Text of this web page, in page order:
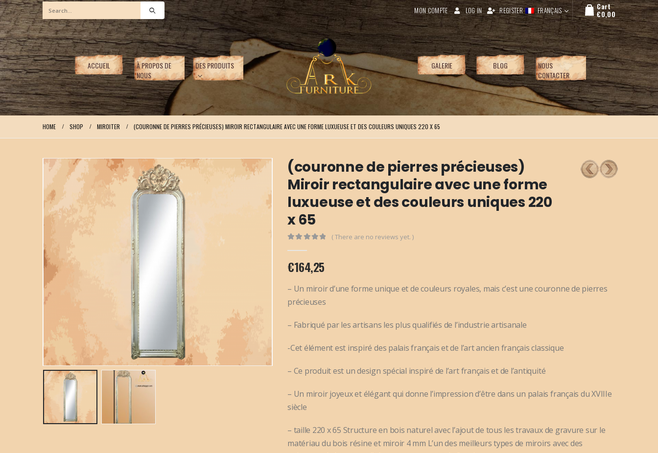
MON COMPTE LOG IN REGISTER FRANÇAIS Cart
€0,00
ACCUEIL
À PROPOS DE
NOUS
DES PRODUITS GALERIE BLOG
NOUS
CONTACTER
HOME SHOP MIROITER (COURONNE DE PIERRES PRÉCIEUSES) MIROIR RECTANGULAIRE AVEC UNE FORME LUXUEUSE ET DES COULEURS UNIQUES 220 X 65
(couronne de pierres précieuses)
Miroir rectangulaire avec une forme
luxueuse et des couleurs uniques 220
x 65
( There are no reviews yet. )
€164,25
– Un miroir d’une forme unique et de couleurs royales, mais c’est une couronne de pierres
précieuses
– Fabriqué par les artisans les plus qualifiés de l’industrie artisanale
-Cet élément est inspiré des palais français et de l’art ancien français classique
– Ce produit est un design spécial inspiré de l’art français et de l’antiquité
– Un miroir joyeux et élégant qui donne l’impression d’être dans un palais français du XVIIIe
siècle
– taille 220 x 65 Structure en bois naturel avec l’ajout de tous les travaux de gravure sur le
matériau du bois résine et miroir 4 mm L’un des meilleurs types de miroirs avec des